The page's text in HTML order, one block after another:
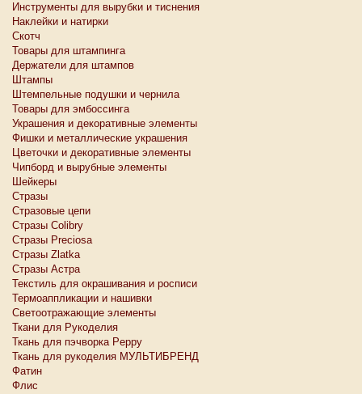
Инструменты для вырубки и тиснения
Наклейки и натирки
Скотч
Товары для штампинга
Держатели для штампов
Штампы
Штемпельные подушки и чернила
Товары для эмбоссинга
Украшения и декоративные элементы
Фишки и металлические украшения
Цветочки и декоративные элементы
Чипборд и вырубные элементы
Шейкеры
Стразы
Стразовые цепи
Стразы Colibry
Стразы Preciosa
Стразы Zlatka
Стразы Астра
Текстиль для окрашивания и росписи
Термоаппликации и нашивки
Светоотражающие элементы
Ткани для Рукоделия
Ткань для пэчворка Peppy
Ткань для рукоделия МУЛЬТИБРЕНД
Фатин
Флис